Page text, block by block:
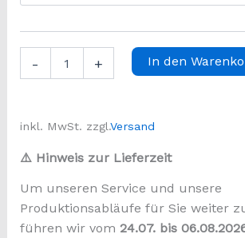
-
V4A
1.4571
|
Blech
Maß
|
+ In den
inkl. MwSt. zzgl.Versand
⚠️ Hinweis zur Lieferzeit
Um unseren Service und unsere
Produktionsabläufe für Sie weiter
führen wir vom 24.07. bis